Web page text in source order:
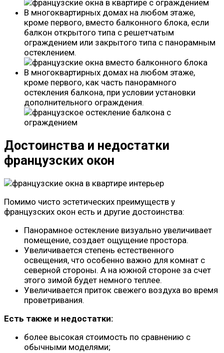
В многоквартирных домах на любом этаже,
кроме первого, вместо балконного блока, если
балкон открытого типа с решетчатым
ограждением или закрытого типа с панорамным
остеклением.
В многоквартирных домах на любом этаже,
кроме первого, как часть панорамного
остекления балкона, при условии установки
дополнительного ограждения.
Достоинства и недостатки
французских окон
Помимо чисто эстетических преимуществ у
французских окон есть и другие достоинства:
Панорамное остекление визуально увеличивает
помещение, создает ощущение простора.
Увеличивается степень естественного
освещения, что особенно важно для комнат с
северной стороны. А на южной стороне за счет
этого зимой будет немного теплее.
Увеличивается приток свежего воздуха во время
проветривания.
Есть также и недостатки:
более высокая стоимость по сравнению с
обычными моделями;